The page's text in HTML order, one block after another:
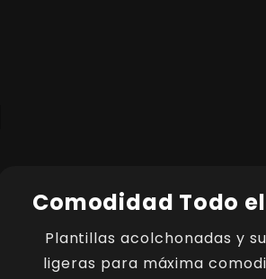
Comodidad Todo
Plantillas acolchonadas y
ligeras para máxima